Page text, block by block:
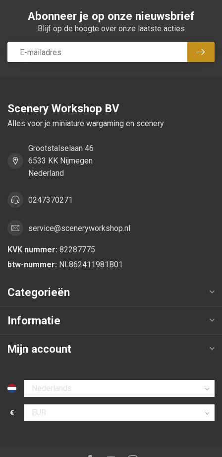
Abonneer je op onze nieuwsbrief
Blijf op de hoogte over onze laatste acties
Scenery Workshop BV
Alles voor je miniature wargaming en scenery
Grootstalselaan 46
6533 KK Nijmegen
Nederland
0247370271
service@sceneryworkshop.nl
KVK nummer: 82287775
btw-nummer: NL862411981B01
Categorieën
Informatie
Mijn account
Selecteer taal
€
Selecteer valuta